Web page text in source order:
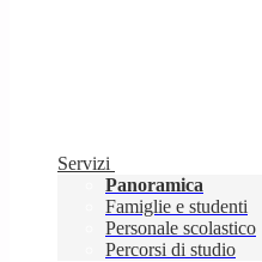
Servizi
Panoramica
Famiglie e studenti
Personale scolastico
Percorsi di studio